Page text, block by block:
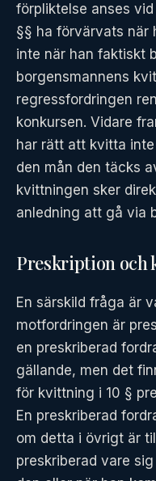
förpliktelse anses
§§ ha förvärvats när
inte när han faktiskt
borgensmannens
regressfordringen
konkursen. Vidare
har rätt att kvitta
den mån den täcks
kvittningen sker
anledning att gå via
Preskription och
En särskild fråga är
motfordringen är
en preskriberad
gällande, men det
för kvittning i 10 §
En preskriberad
om detta i övrigt är
preskriberad vare